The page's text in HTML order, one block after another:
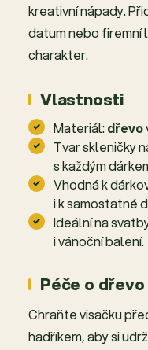
kreativní nápady.
datum nebo firemní
charakter.
Vlastnosti
Materiál:dřevo
Tvar skleničky
s každým
Vhodná k
i k samostatné
Ideální na
i vánoční balení.
Péče o dřevo
Chraňte visačku
hadříkem, aby si